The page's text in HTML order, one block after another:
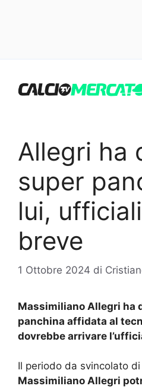
contenuto
Allegri ha
super
lui,
breve
1 Ottobre 2024 di
Massimiliano Allegri ha
panchina affidata al
dovrebbe arrivare
Il periodo da svincolato
Massimiliano Allegri